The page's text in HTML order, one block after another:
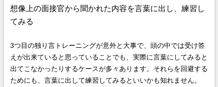
想像上の面接官から聞かれた内容を言葉に出し、練習し
てみる
3つ目の独り言トレーニングが意外と大事で、頭の中では受け答
えが出来ていると思っていることでも、実際に言葉にしてみると
出てこなかったりするケースが多々あります。それらを回避する
ためにも、言葉に出して練習してみるといいかも知れません。